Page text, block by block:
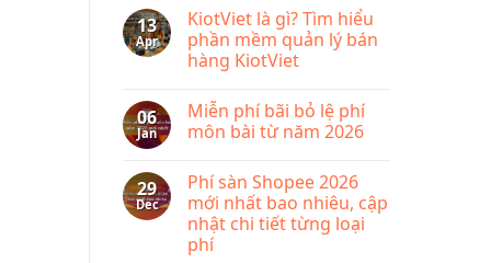
dẫn
chạy
quảng
cáo
hiệu
on
Top
5
phần
tiền
tốt
nhất
mọi
doanh
nghiệp
13
Apr
KiotViet là gì? Tìm hiểu
phần mềm quản lý bán
hàng KiotViet
Comments
on
KiotViet
là
hiểu
phần
mềm
quản
lý
bán
06
Jan
Miễn phí bãi bỏ lệ phí
môn bài từ năm 2026
on
Miễn
phí
bãi
bỏ
lệ
29
Dec
Phí sàn Shopee 2026
mới nhất bao nhiêu, cập
nhật chi tiết từng loại
phí